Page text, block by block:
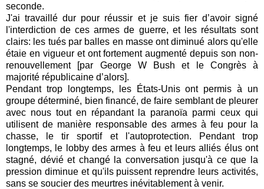
seconde.
J'ai travaillé dur pour réussir et je suis fier d’avoir signé
l'interdiction de ces armes de guerre, et les résultats sont
clairs: les tués par balles en masse ont diminué alors qu'elle
étaie en vigueur et ont fortement augmenté depuis son non-
renouvellement [par George W Bush et le Congrès à
majorité républicaine d’alors].
Pendant trop longtemps, les États-Unis ont permis à un
groupe déterminé, bien financé, de faire semblant de pleurer
avec nous tout en répandant la paranoïa parmi ceux qui
utilisent de manière responsable des armes à feu pour la
chasse, le tir sportif et l'autoprotection. Pendant trop
longtemps, le lobby des armes à feu et leurs alliés élus ont
stagné, dévié et changé la conversation jusqu'à ce que la
pression diminue et qu'ils puissent reprendre leurs activités,
sans se soucier des meurtres inévitablement à venir.